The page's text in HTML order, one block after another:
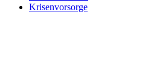
Krisenvorsorge